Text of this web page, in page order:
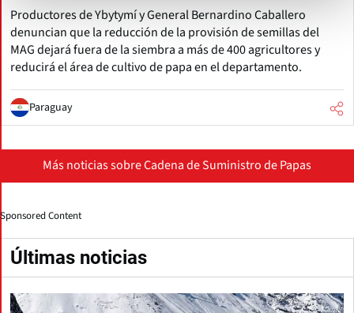
Productores de Ybytymí y General Bernardino Caballero
denuncian que la reducción de la provisión de semillas del
MAG dejará fuera de la siembra a más de 400 agricultores y
reducirá el área de cultivo de papa en el departamento.
Paraguay
Más noticias sobre Cadena de Suministro de Papas
Sponsored Content
Últimas noticias